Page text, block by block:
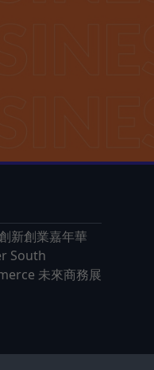
新創業嘉年華
South
未來商務展